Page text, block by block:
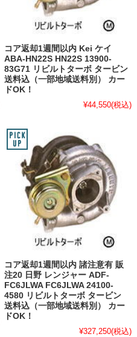
コア返却1週間以内 Kei ケイ
ABA-HN22S HN22S 13900-
83G71 リビルトターボ タービン
送料込（一部地域送料別） カー
ドOK！
¥44,550(税込)
コア返却1週間以内 諸注意有 販
注20 日野 レンジャー ADF-
FC6JLWA FC6JLWA 24100-
4580 リビルトターボ タービン
送料込（一部地域送料別） カー
ドOK！
¥327,250(税込)